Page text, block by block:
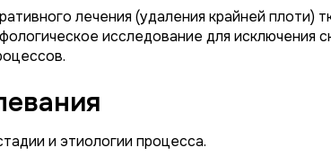
лечения (удаления крайней плоти)
исследование для исключения
и этиологии процесса.